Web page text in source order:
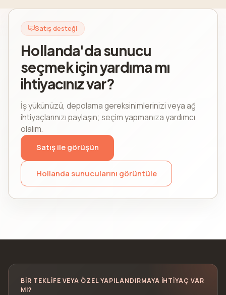
Satış desteği
Hollanda'da sunucu
seçmek için yardıma mı
ihtiyacınız var?
İş yükünüzü, depolama gereksinimlerinizi veya ağ
ihtiyaçlarınızı paylaşın; seçim yapmanıza yardımcı
olalım.
Satış ile görüşün
Hollanda sunucularını görüntüle
BIR TEKLIFE VEYA ÖZEL YAPILANDIRMAYA IHTIYAÇ VAR
MI?